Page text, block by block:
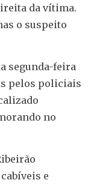
da vítima.
o suspeito
segunda-feira
pelos policiais
no
e